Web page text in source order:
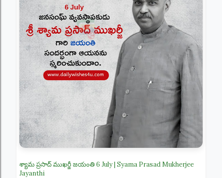
శ్యామ ప్రసాద్ ముఖర్జీ జయంతి 6 July | Syama Prasad Mukherjee
Jayanthi